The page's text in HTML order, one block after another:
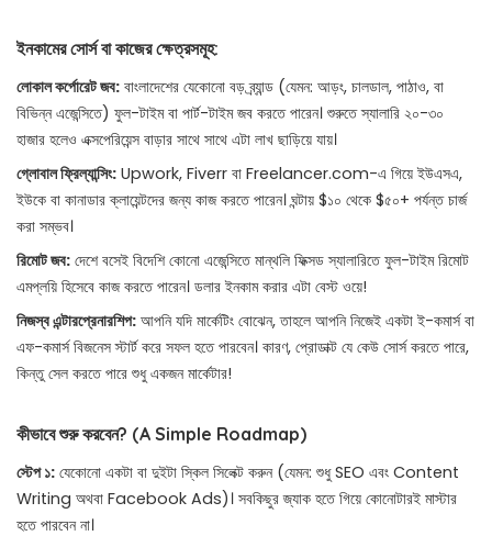
ইনকামের সোর্স বা কাজের ক্ষেত্রসমূহ:
লোকাল কর্পোরেট জব: বাংলাদেশের যেকোনো বড় ব্র্যান্ড (যেমন: আড়ং, চালডাল, পাঠাও, বা
বিভিন্ন এজেন্সিতে) ফুল-টাইম বা পার্ট-টাইম জব করতে পারেন। শুরুতে স্যালারি ২০-৩০
হাজার হলেও এক্সপেরিয়েন্স বাড়ার সাথে সাথে এটা লাখ ছাড়িয়ে যায়।
গ্লোবাল ফ্রিল্যান্সিং: Upwork, Fiverr বা Freelancer.com-এ গিয়ে ইউএসএ,
ইউকে বা কানাডার ক্লায়েন্টদের জন্য কাজ করতে পারেন। ঘন্টায় $১০ থেকে $৫০+ পর্যন্ত চার্জ
করা সম্ভব।
রিমোট জব: দেশে বসেই বিদেশি কোনো এজেন্সিতে মান্থলি ফিক্সড স্যালারিতে ফুল-টাইম রিমোট
এমপ্লয়ি হিসেবে কাজ করতে পারেন। ডলার ইনকাম করার এটা বেস্ট ওয়ে!
নিজস্ব এন্টারপ্রেনারশিপ: আপনি যদি মার্কেটিং বোঝেন, তাহলে আপনি নিজেই একটা ই-কমার্স বা
এফ-কমার্স বিজনেস স্টার্ট করে সফল হতে পারবেন। কারণ, প্রোডাক্ট যে কেউ সোর্স করতে পারে,
কিন্তু সেল করতে পারে শুধু একজন মার্কেটার!
কীভাবে শুরু করবেন? (A Simple Roadmap)
স্টেপ ১: যেকোনো একটা বা দুইটা স্কিল সিলেক্ট করুন (যেমন: শুধু SEO এবং Content
Writing অথবা Facebook Ads)। সবকিছুর জ্যাক হতে গিয়ে কোনোটারই মাস্টার
হতে পারবেন না।